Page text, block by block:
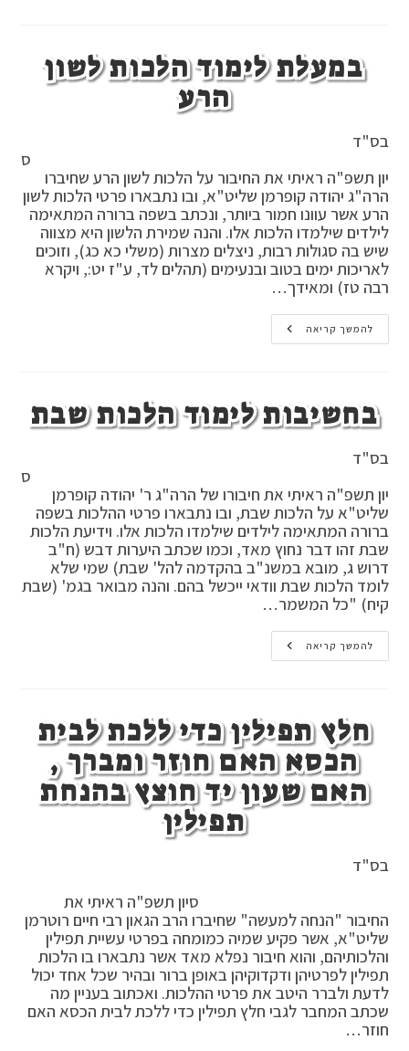
רק
מכשיר
הנשמה
כדי
להנשים
בו
אדם
שלם
במעלת לימוד הלכות לשון
הרע
בס"ד
ס
יון תשפ"ה ראיתי את החיבור על הלכות לשון הרע שחיברו
הרה"ג יהודה קופרמן שליט"א, ובו נתבארו פרטי הלכות לשון
הרע אשר עוונו חמור ביותר, ונכתב בשפה ברורה המתאימה
לילדים שילמדו הלכות אלו. והנה שמירת הלשון היא מצווה
שיש בה סגולות רבות, ניצלים מצרות (משלי כא כג), וזוכים
לאריכות ימים בטוב ובנעימים (תהלים לד, ע"ז יט:, ויקרא
רבה טז) ומאידך…
להמשך קריאה במעלת
לימוד
בחשיבות לימוד הלכות שבת
בס"ד
ס
יון תשפ"ה ראיתי את חיבורו של הרה"ג ר' יהודה קופרמן
שליט"א על הלכות שבת, ובו נתבארו פרטי ההלכות בשפה
ברורה המתאימה לילדים שילמדו הלכות אלו. וידיעת הלכות
שבת זהו דבר נחוץ מאד, וכמו שכתב היערות דבש (ח"ב
דרוש ג, מובא במשנ"ב בהקדמה להל' שבת) שמי שלא
לומד הלכות שבת וודאי ייכשל בהם. והנה מבואר בגמ' (שבת
קיח) "כל המשמר…
להמשך קריאה בחשיבות
לימוד
חלץ תפילין כדי ללכת לבית
הכסא האם חוזר ומברך ,
האם שעון יד חוצץ בהנחת
תפילין
בס"ד
סיון תשפ"ה ראיתי את
החיבור "הנחה למעשה" שחיברו הרב הגאון רבי חיים רוטרמן
שליט"א, אשר פקיע שמיה כמומחה בפרטי עשיית תפילין
והלכותיהם, והוא חיבור נפלא מאד אשר נתבארו בו הלכות
תפילין לפרטיהן ודקדוקיהן באופן ברור ובהיר שכל אחד יכול
לדעת ולברר היטב את פרטי ההלכות. ואכתוב בעניין מה
שכתב המחבר לגבי חלץ תפילין כדי ללכת לבית הכסא האם
חוזר…